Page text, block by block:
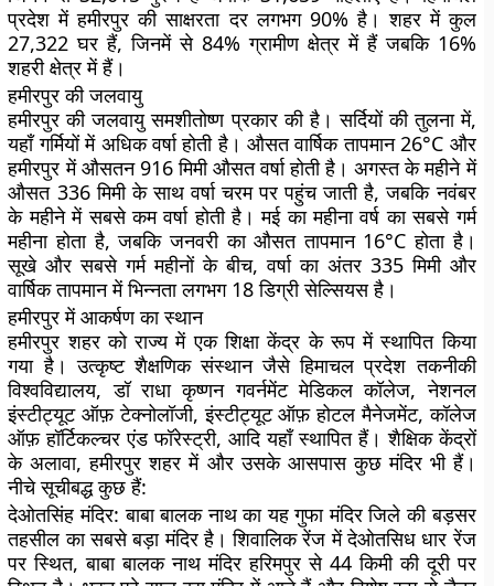
प्रदेश में हमीरपुर की साक्षरता दर लगभग 90% है। शहर में कुल
27,322 घर हैं, जिनमें से 84% ग्रामीण क्षेत्र में हैं जबकि 16%
शहरी क्षेत्र में हैं।
हमीरपुर की जलवायु
हमीरपुर की जलवायु समशीतोष्ण प्रकार की है। सर्दियों की तुलना में,
यहाँ गर्मियों में अधिक वर्षा होती है। औसत वार्षिक तापमान 26°C और
हमीरपुर में औसतन 916 मिमी औसत वर्षा होती है। अगस्त के महीने में
औसत 336 मिमी के साथ वर्षा चरम पर पहुंच जाती है, जबकि नवंबर
के महीने में सबसे कम वर्षा होती है। मई का महीना वर्ष का सबसे गर्म
महीना होता है, जबकि जनवरी का औसत तापमान 16°C होता है।
सूखे और सबसे गर्म महीनों के बीच, वर्षा का अंतर 335 मिमी और
वार्षिक तापमान में भिन्नता लगभग 18 डिग्री सेल्सियस है।
हमीरपुर में आकर्षण का स्थान
हमीरपुर शहर को राज्य में एक शिक्षा केंद्र के रूप में स्थापित किया
गया है। उत्कृष्ट शैक्षणिक संस्थान जैसे हिमाचल प्रदेश तकनीकी
विश्वविद्यालय, डॉ राधा कृष्णन गवर्नमेंट मेडिकल कॉलेज, नेशनल
इंस्टीट्यूट ऑफ़ टेक्नोलॉजी, इंस्टीट्यूट ऑफ़ होटल मैनेजमेंट, कॉलेज
ऑफ़ हॉर्टिकल्चर एंड फॉरेस्ट्री, आदि यहाँ स्थापित हैं। शैक्षिक केंद्रों
के अलावा, हमीरपुर शहर में और उसके आसपास कुछ मंदिर भी हैं।
नीचे सूचीबद्ध कुछ हैं:
देओतसिंह मंदिर: बाबा बालक नाथ का यह गुफा मंदिर जिले की बड़सर
तहसील का सबसे बड़ा मंदिर है। शिवालिक रेंज में देओतसिध धार रेंज
पर स्थित, बाबा बालक नाथ मंदिर हरिमपुर से 44 किमी की दूरी पर